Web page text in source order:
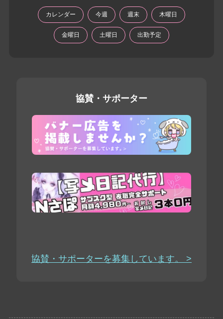
カレンダー 今週 週末 木曜日
金曜日 土曜日 出勤予定
協賛・サポーター
協賛・サポーターを募集しています。 >